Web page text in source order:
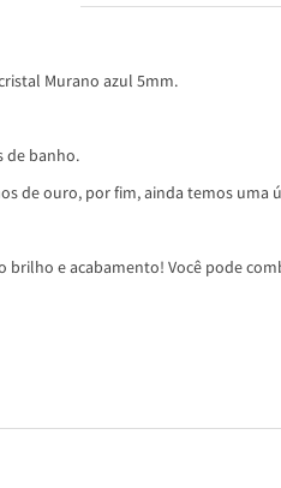
Murano azul 5mm.
de banho.
de ouro, por fim, ainda temos
brilho e acabamento! Você pode